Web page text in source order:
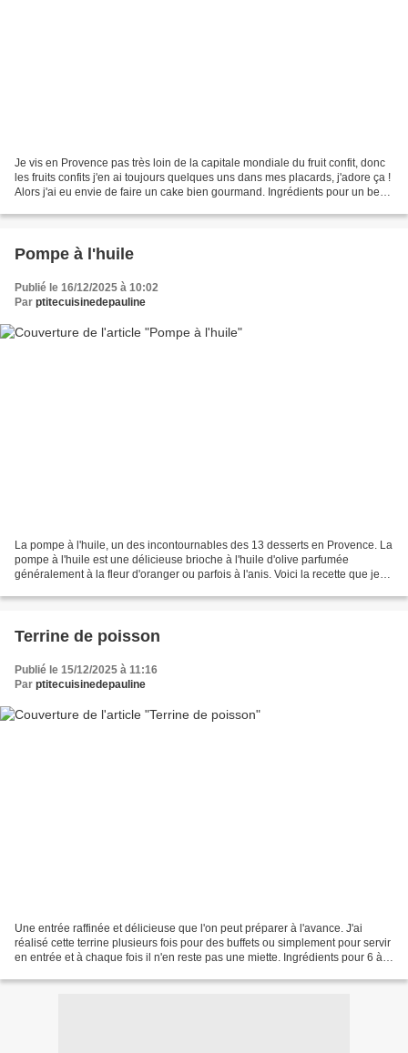
Je vis en Provence pas très loin de la capitale mondiale du fruit confit, donc
les fruits confits j'en ai toujours quelques uns dans mes placards, j'adore ça !
Alors j'ai eu envie de faire un cake bien gourmand. Ingrédients pour un beau
Pompe à l'huile
Publié le 16/12/2025 à 10:02
Par ptitecuisinedepauline
La pompe à l'huile, un des incontournables des 13 desserts en Provence. La
pompe à l'huile est une délicieuse brioche à l'huile d'olive parfumée
généralement à la fleur d'oranger ou parfois à l'anis. Voici la recette que je
Terrine de poisson
Publié le 15/12/2025 à 11:16
Par ptitecuisinedepauline
Une entrée raffinée et délicieuse que l'on peut préparer à l'avance. J'ai
réalisé cette terrine plusieurs fois pour des buffets ou simplement pour servir
en entrée et à chaque fois il n'en reste pas une miette. Ingrédients pour 6 à 8